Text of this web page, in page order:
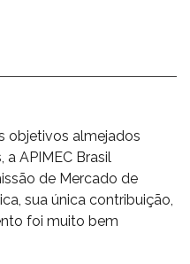
objetivos almejados
APIMEC Brasil
de Mercado de
sua única contribuição,
foi muito bem